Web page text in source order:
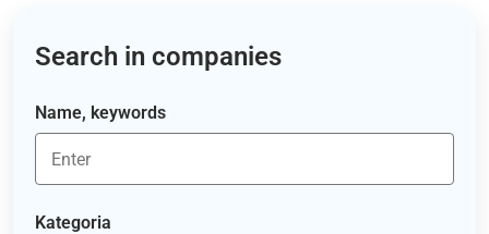
Search in companies
Name, keywords
Kategoria